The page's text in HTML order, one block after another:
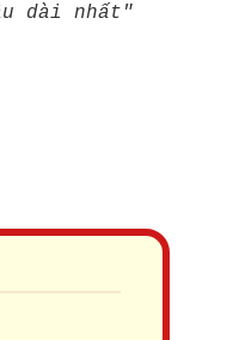
dài nhất"